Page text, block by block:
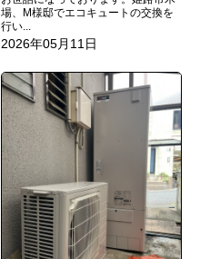
場、M様邸でエコキュートの交換を
行い...
2026年05月11日